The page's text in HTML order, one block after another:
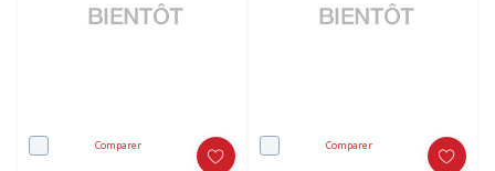
Comparer Comparer